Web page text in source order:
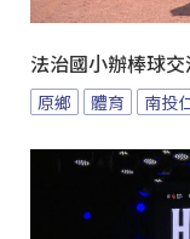
法治國小辦棒球
原鄉 體育 南投